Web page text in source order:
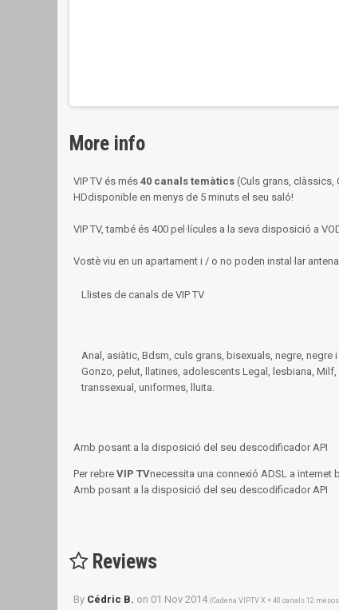
More info
VIP TV és més 40 canals temàtics (Culs grans, clàssics,
HDdisponible en menys de 5 minuts el seu saló!
VIP TV, també és 400 pel·lícules a la seva disposició a
Vostè viu en un apartament i / o no poden instal·lar
Llistes de canals de VIP TV
Anal, asiàtic, Bdsm, culs grans, bisexuals, negre, negre
Gonzo, pelut, llatines, adolescents Legal, lesbiana,
transsexual, uniformes, lluita.
Amb posant a la disposició del seu descodificador API
Per rebre VIP TVnecessita una connexió ADSL a internet
Amb posant a la disposició del seu descodificador API
Reviews
By Cédric B. on 01 Nov 2014 (Cadena VIPTV X + 40 canals 12 mesos